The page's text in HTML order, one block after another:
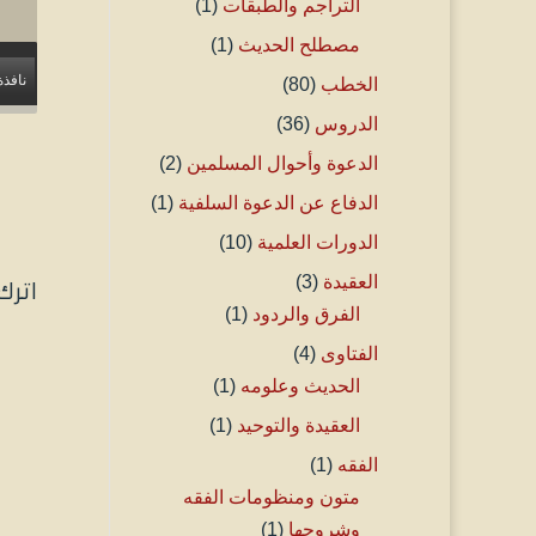
التراجم والطبقات (1)
مصطلح الحديث (1)
الخطب (80)
الدروس (36)
الدعوة وأحوال المسلمين (2)
الدفاع عن الدعوة السلفية (1)
الدورات العلمية (10)
العقيدة (3)
الفرق والردود (1)
الفتاوى (4)
الحديث وعلومه (1)
العقيدة والتوحيد (1)
الفقه (1)
متون ومنظومات الفقه
وشروحها (1)